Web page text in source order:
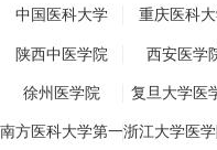
中国医科大学 重庆医科
陕西中医学院 西安医学
徐州医学院 复旦大学医
南方医科大学第一浙江大学医